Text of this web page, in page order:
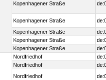
Kopenhagener Straße
Kopenhagener Straße
Kopenhagener Straße
Kopenhagener Straße
Kopenhagener Straße
Nordfriedhof
Nordfriedhof
Nordfriedhof